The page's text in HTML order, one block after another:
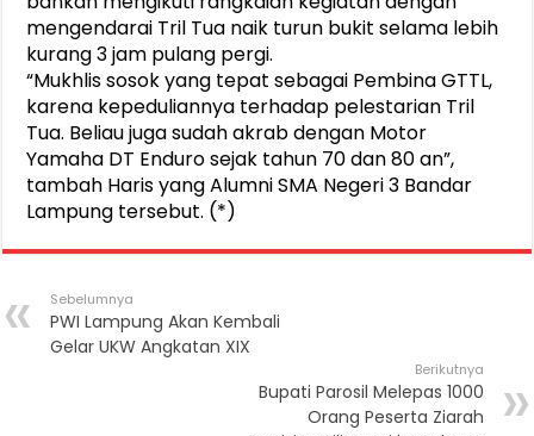
mengendarai Tril Tua naik turun bukit selama lebih
kurang 3 jam pulang pergi.
“Mukhlis sosok yang tepat sebagai Pembina GTTL,
karena kepeduliannya terhadap pelestarian Tril
Tua. Beliau juga sudah akrab dengan Motor
Yamaha DT Enduro sejak tahun 70 dan 80 an”,
tambah Haris yang Alumni SMA Negeri 3 Bandar
Lampung tersebut. (*)
Sebelumnya
PWI Lampung Akan Kembali
Gelar UKW Angkatan XIX
Berikutnya
Bupati Parosil Melepas 1000
Orang Peserta Ziarah